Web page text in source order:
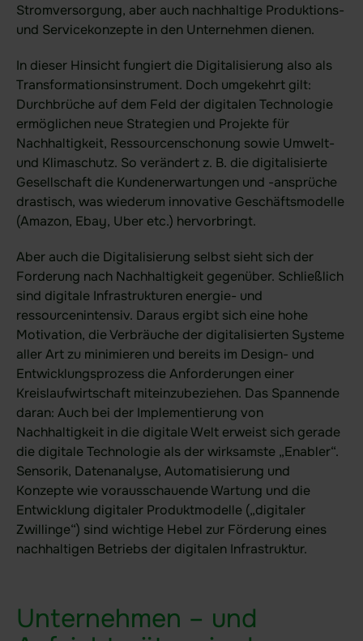
Sicherheit
Patentierte Sealed-Cloud-
Technologie
Unabhängige Zertifizierungen
Hochsichere Rechenzentren
Über uns
Über uns
Unternehmen
Karriere
Kundenreferenzen
Partner
Trust Center
Compliance
Meldeverfahren - Digital Service Act
Melden von Produktschwachstellen
Blog
Stromversorgung, aber auch nachhaltige Produktions-
und Servicekonzepte in den Unternehmen dienen.
In dieser Hinsicht fungiert die Digitalisierung also als
Transformationsinstrument. Doch umgekehrt gilt:
Durchbrüche auf dem Feld der digitalen Technologie
ermöglichen neue Strategien und Projekte für
Nachhaltigkeit, Ressourcenschonung sowie Umwelt-
und Klimaschutz. So verändert z. B. die digitalisierte
Gesellschaft die Kundenerwartungen und -ansprüche
drastisch, was wiederum innovative Geschäftsmodelle
(Amazon, Ebay, Uber etc.) hervorbringt.
Aber auch die Digitalisierung selbst sieht sich der
Forderung nach Nachhaltigkeit gegenüber. Schließlich
sind digitale Infrastrukturen energie- und
ressourcenintensiv. Daraus ergibt sich eine hohe
Motivation, die Verbräuche der digitalisierten Systeme
aller Art zu minimieren und bereits im Design- und
Entwicklungsprozess die Anforderungen einer
Kreislaufwirtschaft miteinzubeziehen. Das Spannende
daran: Auch bei der Implementierung von
Nachhaltigkeit in die digitale Welt erweist sich gerade
die digitale Technologie als der wirksamste „Enabler“.
Sensorik, Datenanalyse, Automatisierung und
Konzepte wie vorausschauende Wartung und die
Entwicklung digitaler Produktmodelle („digitaler
Zwillinge“) sind wichtige Hebel zur Förderung eines
nachhaltigen Betriebs der digitalen Infrastruktur.
Unternehmen – und